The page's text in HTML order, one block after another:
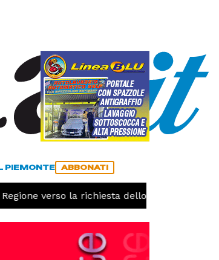
PIEMONTE ABBONATI
verso la richiesta dello stato di calamità